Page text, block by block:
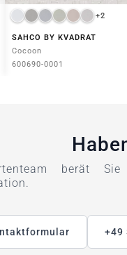
+2
SAHCO BY KVADRAT
Cocoon
600690-0001
berät
+49